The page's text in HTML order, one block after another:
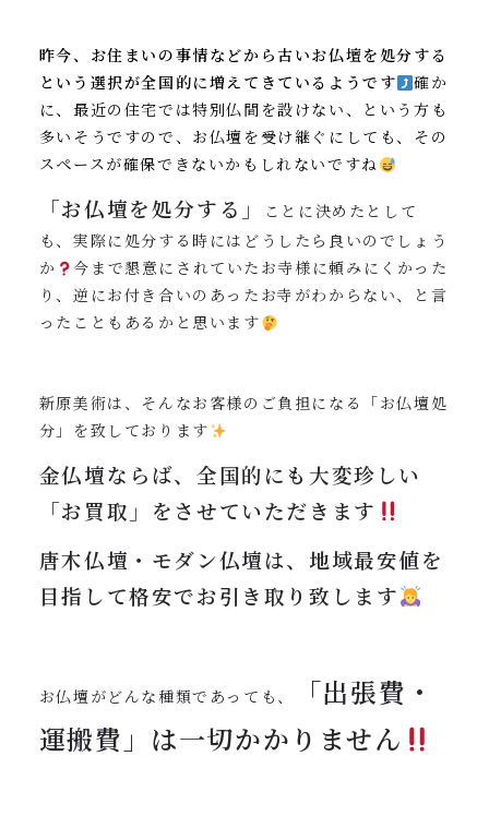
昨今、お住まいの事情などから古いお仏壇を処分する
という選択が全国的に増えてきているようです
確か
に、最近の住宅では特別仏間を設けない、という方も
多いそうですので、お仏壇を受け継ぐにしても、その
スペースが確保できないかもしれないですね
「お仏壇を処分する」
ことに決めたとして
も、実際に処分する時にはどうしたら良いのでしょう
か
今まで懇意にされていたお寺様に頼みにくかった
り、逆にお付き合いのあったお寺がわからない、と言
ったこともあるかと思います
新原美術は、そんなお客様のご負担になる「お仏壇処
分」を致しております
金仏壇ならば、全国的にも大変珍しい
「お買取」をさせていただきます
唐木仏壇・モダン仏壇は、地域最安値を
目指して格安でお引き取り致します
お仏壇がどんな種類であっても、
「出張費・
運搬費」は一切かかりません